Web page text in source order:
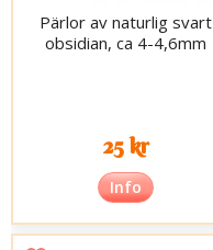
Pärlor av naturlig svart
obsidian, ca 4-4,6mm
25 kr
Info